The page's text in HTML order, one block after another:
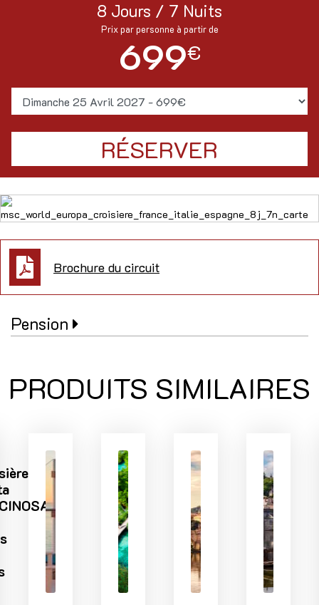
8 Jours / 7 Nuits
Prix par personne à partir de
699€
Brochure du circuit
Pension
PRODUITS SIMILAIRES